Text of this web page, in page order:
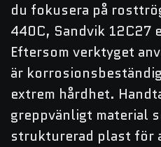
du fokusera på
440C, Sandvik 12C27
Eftersom verktyget
är
extrem hårdhet.
greppvänligt material
strukturerad plast för